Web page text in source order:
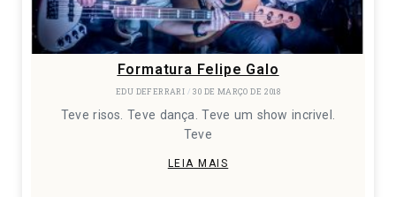
Formatura Felipe Galo
EDU DEFERRARI 30 DE MARÇO DE 2018
Teve risos. Teve dança. Teve um show incrivel.
Teve
LEIA MAIS